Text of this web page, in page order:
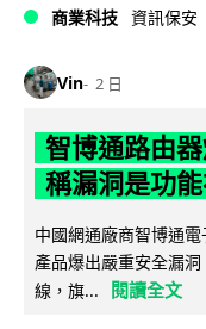
商業科技 資訊保安
Vin 2 日
智博通路由
稱漏洞是功
中國網通廠商智博通
產品爆出嚴重安全漏
線，旗...
閱讀全文